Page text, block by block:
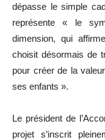
dépasse le simple
représente « le
dimension, qui
choisit désormais de
pour créer de la
ses enfants ».
Le président de
projet s’inscrit